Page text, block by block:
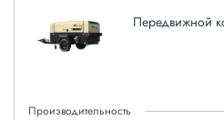
Передвижной
Производительность